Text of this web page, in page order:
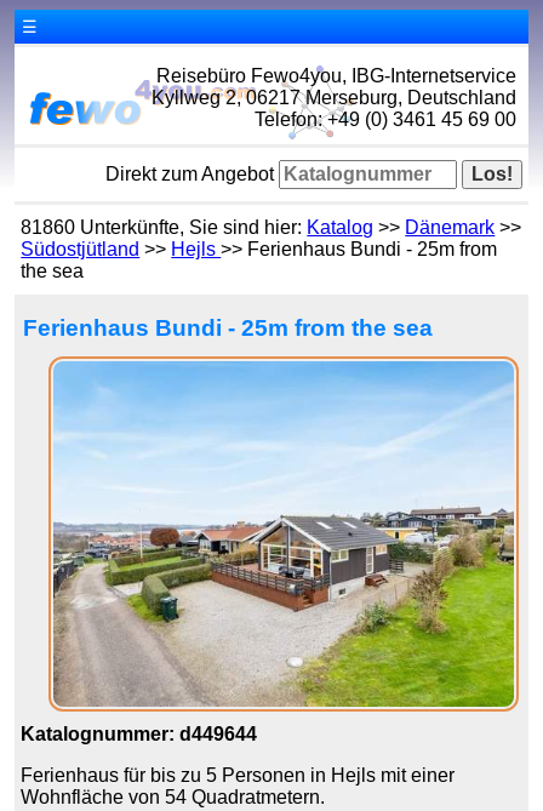
☰
Reisebüro Fewo4you, IBG-Internetservice
Kyllweg 2, 06217 Merseburg, Deutschland
Telefon: +49 (0) 3461 45 69 00
Direkt zum Angebot
81860 Unterkünfte, Sie sind hier: Katalog >> Dänemark >>
Südostjütland >> Hejls>> Ferienhaus Bundi - 25m from
the sea
Ferienhaus Bundi - 25m from the sea
Katalognummer: d449644
Ferienhaus für bis zu 5 Personen in Hejls mit einer
Wohnfläche von 54 Quadratmetern.